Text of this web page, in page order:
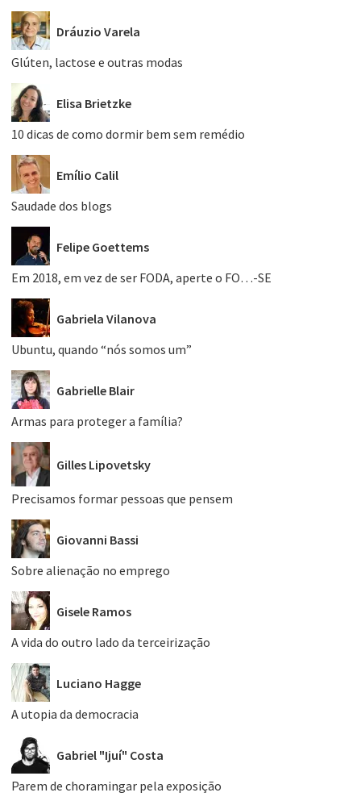
Dráuzio Varela
Glúten, lactose e outras modas
Elisa Brietzke
10 dicas de como dormir bem sem remédio
Emílio Calil
Saudade dos blogs
Felipe Goettems
Em 2018, em vez de ser FODA, aperte o FO…-SE
Gabriela Vilanova
Ubuntu, quando “nós somos um”
Gabrielle Blair
Armas para proteger a família?
Gilles Lipovetsky
Precisamos formar pessoas que pensem
Giovanni Bassi
Sobre alienação no emprego
Gisele Ramos
A vida do outro lado da terceirização
Luciano Hagge
A utopia da democracia
Gabriel "Ijuí" Costa
Parem de choramingar pela exposição